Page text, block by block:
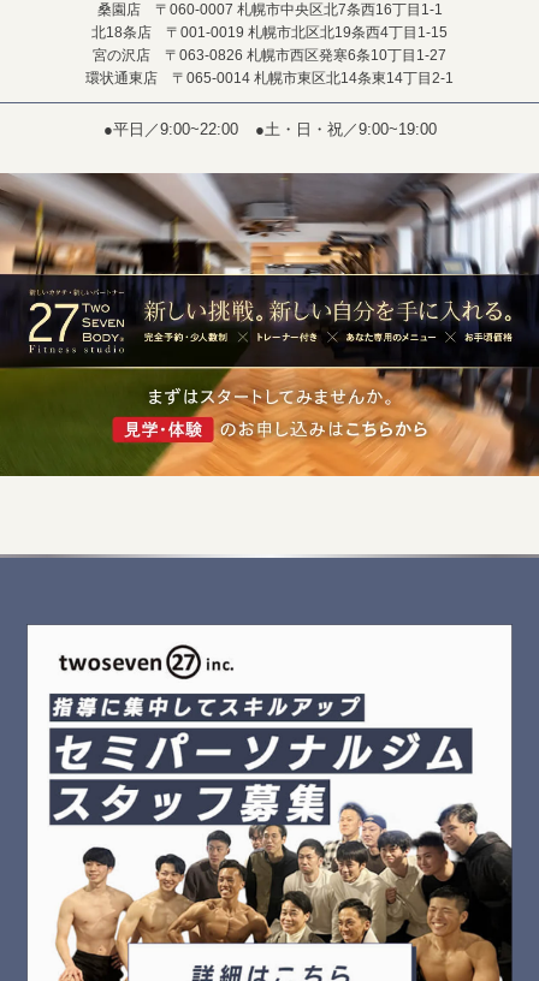
桑園店 〒060-0007 札幌市中央区北7条西16丁目1-1
北18条店 〒001-0019 札幌市北区北19条西4丁目1-15
宮の沢店 〒063-0826 札幌市西区発寒6条10丁目1-27
環状通東店 〒065-0014 札幌市東区北14条東14丁目2-1
●平日／9:00~22:00 ●土・日・祝／9:00~19:00